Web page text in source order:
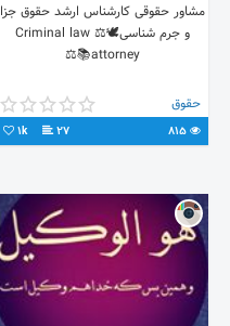
مشاور حقوقی کارشناس ارشد حقوق جزا
و جرم شناسی🕊⚖️ Criminal law
attorney📚⚖️
حقوق
27
1k